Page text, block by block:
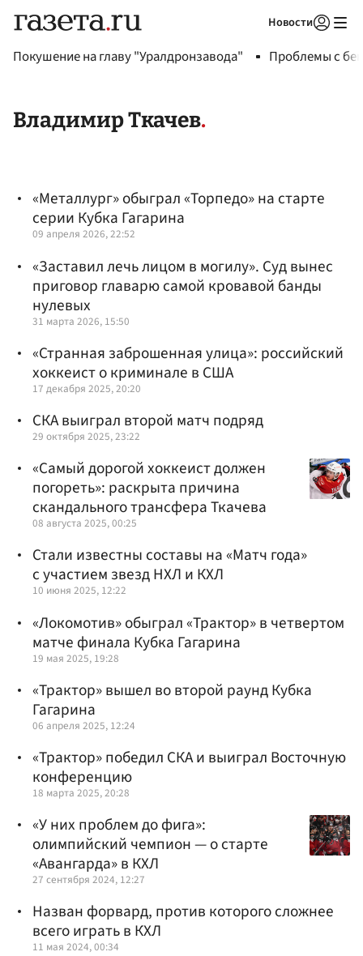
Новости
Покушение на главу "Уралдронзавода" Проблемы с
Владимир Ткачев
«Металлург» обыграл «Торпедо» на старте
серии Кубка Гагарина
09 апреля 2026, 22:52
«Заставил лечь лицом в могилу». Суд вынес
приговор главарю самой кровавой банды
нулевых
31 марта 2026, 15:50
«Странная заброшенная улица»: российский
хоккеист о криминале в США
17 декабря 2025, 20:20
СКА выиграл второй матч подряд
29 октября 2025, 23:22
«Самый дорогой хоккеист должен
погореть»: раскрыта причина
скандального трансфера Ткачева
08 августа 2025, 00:25
Стали известны составы на «Матч года»
с участием звезд НХЛ и КХЛ
10 июня 2025, 12:22
«Локомотив» обыграл «Трактор» в четвертом
матче финала Кубка Гагарина
19 мая 2025, 19:28
«Трактор» вышел во второй раунд Кубка
Гагарина
06 апреля 2025, 12:24
«Трактор» победил СКА и выиграл Восточную
конференцию
18 марта 2025, 20:28
«У них проблем до фига»:
олимпийский чемпион — о старте
«Авангарда» в КХЛ
27 сентября 2024, 12:27
Назван форвард, против которого сложнее
всего играть в КХЛ
11 мая 2024, 00:34